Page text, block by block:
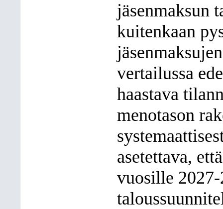
jäsenmaksun
kuitenkaan
vertailussa
haastava
menotason
asetettava,
vuosille